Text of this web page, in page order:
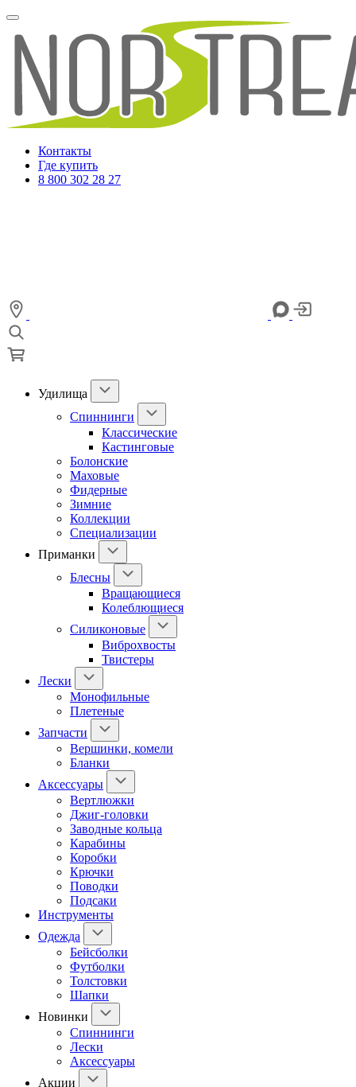
Контакты
Где купить
8 800 302 28 27
Удилища
Спиннинги
Классические
Кастинговые
Болонские
Маховые
Фидерные
Зимние
Коллекции
Специализации
Приманки
Блесны
Вращающиеся
Колеблющиеся
Силиконовые
Виброхвосты
Твистеры
Лески
Монофильные
Плетеные
Запчасти
Вершинки, комели
Бланки
Аксессуары
Вертлюжки
Джиг-головки
Заводные кольца
Карабины
Коробки
Крючки
Поводки
Подсаки
Инструменты
Одежда
Бейсболки
Футболки
Толстовки
Шапки
Новинки
Спиннинги
Лески
Аксессуары
Акции